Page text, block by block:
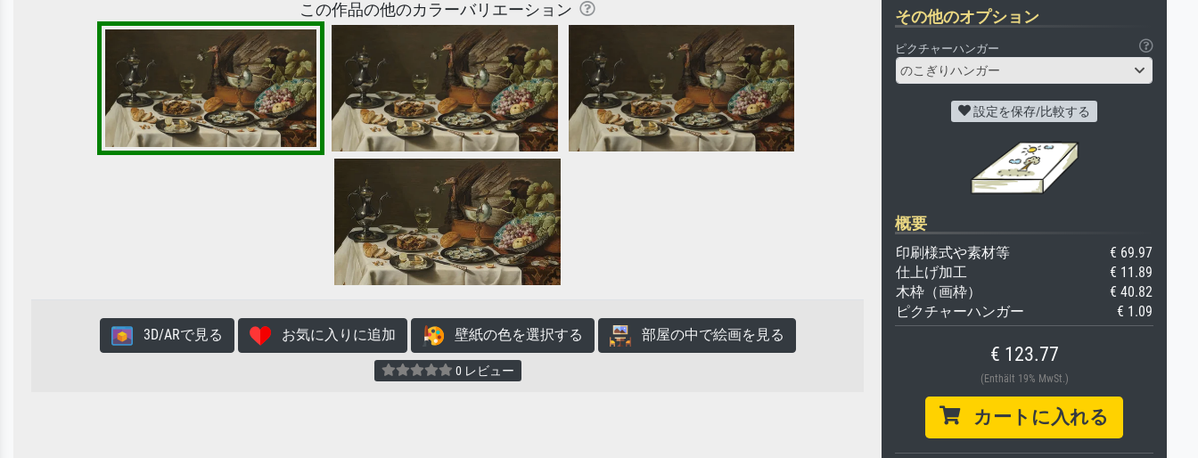
この作品の他のカラーバリエーション
3D/ARで見る お気に入りに追加 壁紙の色を選択する 部屋の中で絵画を見る
0 レビュー
その他のオプション
ピクチャーハンガー
のこぎりハンガー
設定を保存/比較する
概要
印刷様式や素材等
€ 69.97
仕上げ加工
€ 11.89
木枠（画枠）
€ 40.82
ピクチャーハンガー
€ 1.09
€ 123.77
(Enthält 19% MwSt.)
カートに入れる